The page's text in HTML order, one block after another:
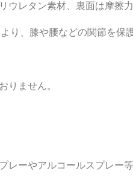
ウレタン素材、裏面は摩擦
り、膝や腰などの関節を保
りません。
レーやアルコールスプレー